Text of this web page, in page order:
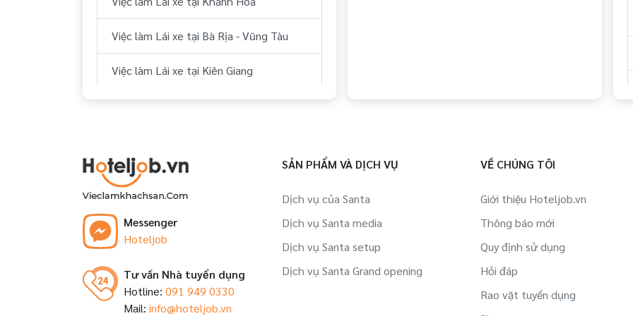
Việc làm Cà phê/ Quán ăn/ Nhà nghỉ
Việc làm Cửa hàng/ Tiệm/ Shop tại
Việc làm Trường nghề/ Tuyển dụng tại
Việc làm Lái xe tại Bà Rịa - Vũng Tàu
Việc làm Lái xe tại Kiên Giang
Việc làm Lái xe tại Đồng Nai
Messenger
Hoteljob
Tư vấn Nhà tuyển dụng
Hotline: 091 949 0330
Mail: info@hoteljob.vn
SẢN PHẨM VÀ DỊCH VỤ
Dịch vụ của Santa
Dịch vụ Santa media
Dịch vụ Santa setup
Dịch vụ Santa Grand opening
VỀ CHÚNG TÔI
Giới thiệu Hoteljob.vn
Thông báo mới
Quy định sử dụng
Hỏi đáp
Rao vặt tuyển dụng